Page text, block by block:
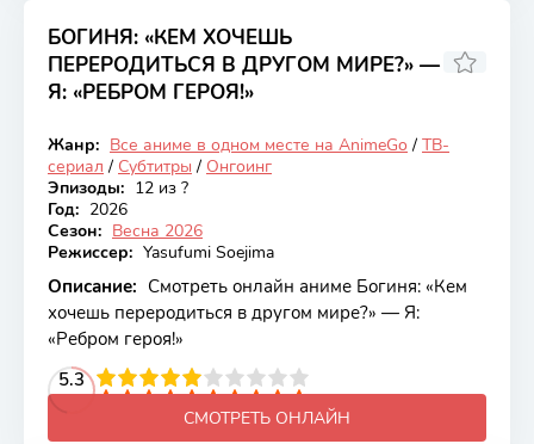
БОГИНЯ: «КЕМ ХОЧЕШЬ
ПЕРЕРОДИТЬСЯ В ДРУГОМ МИРЕ?» —
Я: «РЕБРОМ ГЕРОЯ!»
Онгоинг
7.32
Жанр: Все аниме в одном месте на AnimeGo / ТВ-
сериал / Субтитры / Онгоинг
Эпизоды: 12 из ?
Год: 2026
Сезон: Весна 2026
Режиссер: Yasufumi Soejima
Описание: Смотреть онлайн аниме Богиня: «Кем
хочешь переродиться в другом мире?» — Я:
«Ребром героя!»
5.3
4 5 6 7 8 9 10
СМОТРЕТЬ ОНЛАЙН